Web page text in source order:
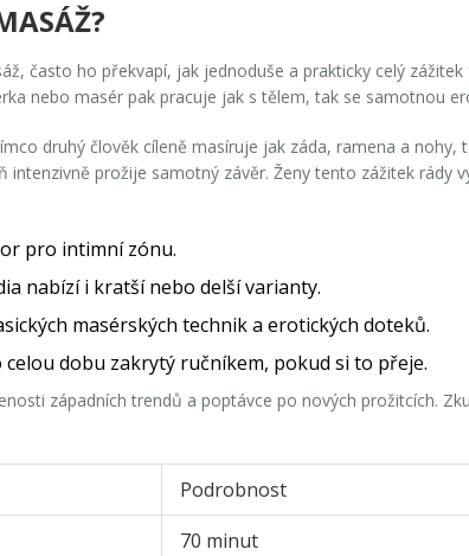
, často ho překvapí, jak jednoduše a prakticky celý
nebo masér pak pracuje jak s tělem, tak se samotnou
druhý člověk cíleně masíruje jak záda, ramena a
prožije samotný závěr. Ženy tento zážitek rády
pro intimní zónu.
nabízí i kratší nebo delší varianty.
masérských technik a erotických doteků.
dobu zakrytý ručníkem, pokud si to přeje.
západních trendů a poptávce po nových prožitcích.
Podrobnost
70 minut